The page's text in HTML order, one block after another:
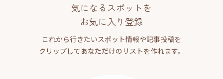
気になるスポットを
お気に入り登録
これから行きたいスポット情報や記事投稿を
クリップしてあなただけのリストを作れます。